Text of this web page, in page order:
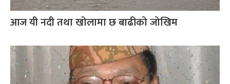
आज यी नदी तथा खोलामा छ बाढीको जोखिम